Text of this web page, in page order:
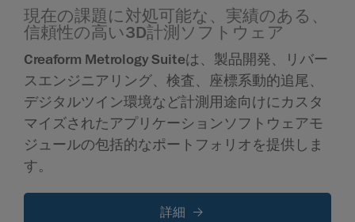
現在の課題に対処可能な、実績のある、
信頼性の高い3D計測ソフトウェア
Creaform Metrology Suiteは、製品開発、リバー
スエンジニアリング、検査、座標系動的追尾、
デジタルツイン環境など計測用途向けにカスタ
マイズされたアプリケーションソフトウェアモ
ジュールの包括的なポートフォリオを提供しま
す。
詳細